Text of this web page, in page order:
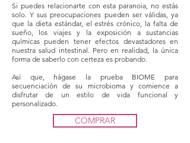
Si puedes relacionarte con esta paranoia, no estás
solo. Y sus preocupaciones pueden ser válidas, ya
que la dieta estándar, el estrés crónico, la falta de
sueño, los viajes y la exposición a sustancias
químicas pueden tener efectos devastadores en
nuestra salud intestinal. Pero en realidad, la única
forma de saberlo con certeza es probando.
Así que, hágase la prueba BIOME para
secuenciación de su microbioma y comience a
disfrutar de un estilo de vida funcional y
personalizado.
COMPRAR